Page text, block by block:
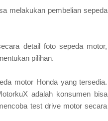
melakukan pembelian sepeda
detail foto sepeda motor,
pilihan.
motor Honda yang tersedia.
adalah konsumen bisa
test drive motor secara